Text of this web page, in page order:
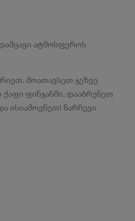
ატმოსფეროს
მოათავსეთ ჯეზვე
ფინჯანში. დააბრუნეთ
ისიამოვნეთ! ნარჩევი